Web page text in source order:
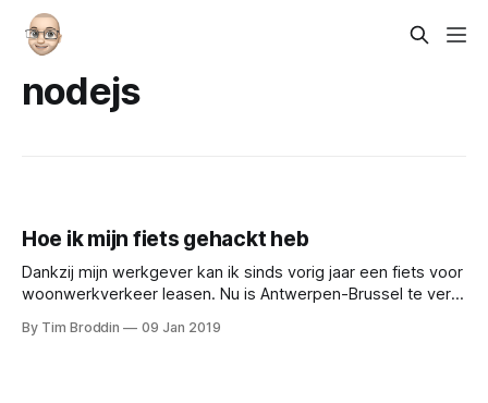
nodejs
Hoe ik mijn fiets gehackt heb
Dankzij mijn werkgever kan ik sinds vorig jaar een fiets voor
woonwerkverkeer leasen. Nu is Antwerpen-Brussel te ver
maar perfect doenbaar tegen 45 km/u op een speedelec.
By Tim Broddin 09 Jan 2019